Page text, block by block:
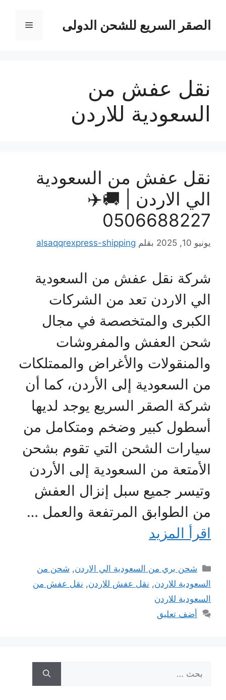
المحتوىالصقر السريع للشحن الدولى القائمة
نقل عفش من
السعودية للاردن
نقل عفش من السعودية
الي الاردن | 🚚✈️
0506688227
يونيو 10, 2025 بقلم alsaqqrexpress-shipping
شركة نقل عفش من السعودية
الي الاردن تعد من الشركات
الكبرى والمتخصصة في مجال
شحن العفش والمفروشات
والمنقولات والأغراض والممتلكات
من السعودية إلى الأردن، كما أن
شركة الصقر السريع يوجد لديها
أسطول كبير وضخم ومتكامل من
سيارات الشحن التي تقوم بشحن
الأمتعة من السعودية إلى الأردن
وتيسر جميع سبل إنزال العفش
من الطوابق المرتفعة والعمل …
اقرأ المزيد
التصنيفات
شحن بري من السعودية الي الاردن, شحن من
السعودية للاردن, نقل عفش للاردن, نقل عفش من
السعودية للاردن
أضف تعليق
عن: